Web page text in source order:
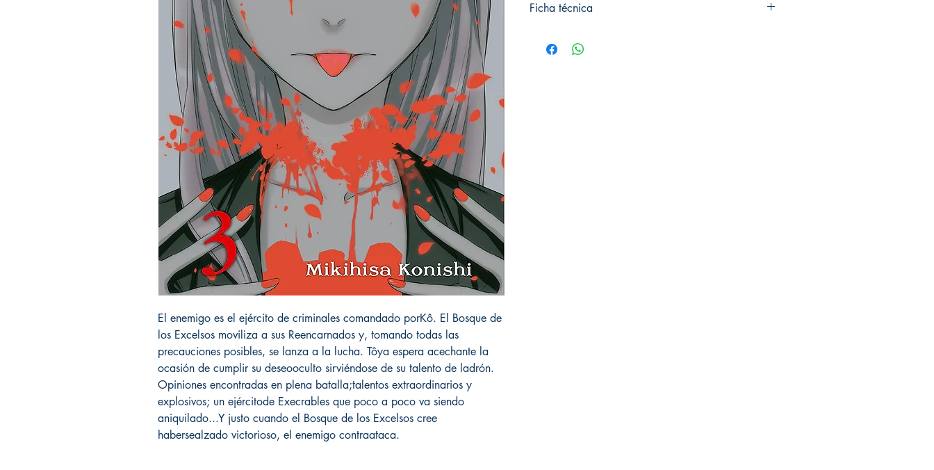
El enemigo es el ejército de criminales comandado porKô. El Bosque de
los Excelsos moviliza a sus Reencarnados y, tomando todas las
precauciones posibles, se lanza a la lucha. Tôya espera acechante la
ocasión de cumplir su deseooculto sirviéndose de su talento de ladrón.
Opiniones encontradas en plena batalla;talentos extraordinarios y
explosivos; un ejércitode Execrables que poco a poco va siendo
aniquilado...Y justo cuando el Bosque de los Excelsos cree
habersealzado victorioso, el enemigo contraataca.
Ficha técnica
Editorial: Editorial Hidra